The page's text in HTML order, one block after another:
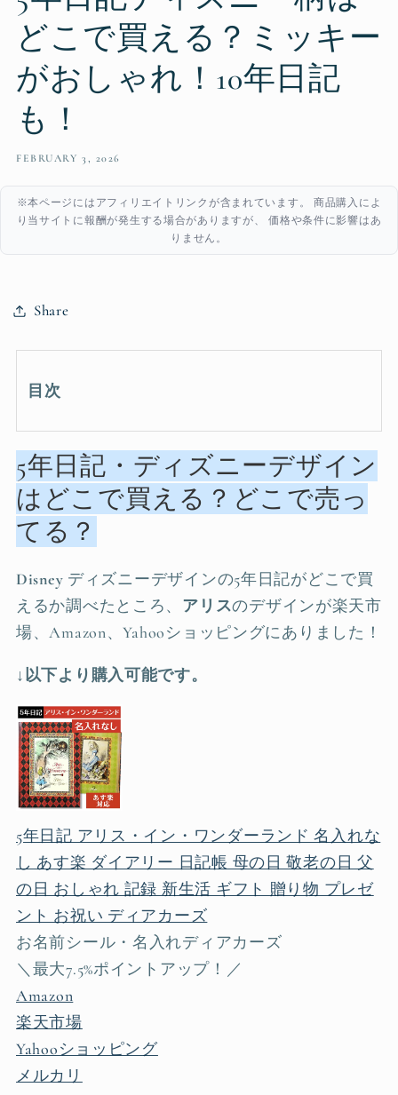
どこで買える？ミッキー
がおしゃれ！10年日記
も！
FEBRUARY 3, 2026
※本ページにはアフィリエイトリンクが含まれています。 商品購入によ
り当サイトに報酬が発生する場合がありますが、 価格や条件に影響はあ
りません。
Share
目次
5年日記・ディズニーデザイン
はどこで買える？どこで売っ
てる？
Disney ディズニーデザインの5年日記がどこで買
えるか調べたところ、 アリスのデザインが楽天市
場、Amazon、Yahooショッピングにありました！
↓以下より購入可能です。
5年日記 アリス・イン・ワンダーランド 名入れな
し あす楽 ダイアリー 日記帳 母の日 敬老の日 父
の日 おしゃれ 記録 新生活 ギフト 贈り物 プレゼ
ント お祝い ディアカーズ
お名前シール・名入れディアカーズ
＼最大7.5%ポイントアップ！／
Amazon
楽天市場
Yahooショッピング
メルカリ